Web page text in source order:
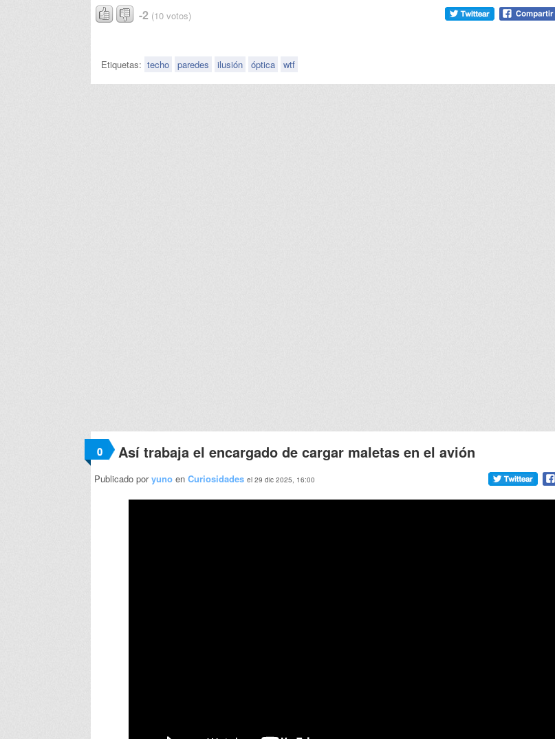
-2 (10 votos)
Etiquetas: techo paredes ilusión óptica wtf
0 Así trabaja el encargado de cargar maletas en el avión
Publicado poryuno en Curiosidades el 29 dic 2025, 16:00